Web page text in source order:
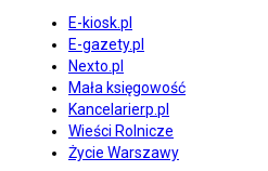
E-kiosk.pl
E-gazety.pl
Nexto.pl
Mała księgowość
Kancelarierp.pl
Wieści Rolnicze
Życie Warszawy